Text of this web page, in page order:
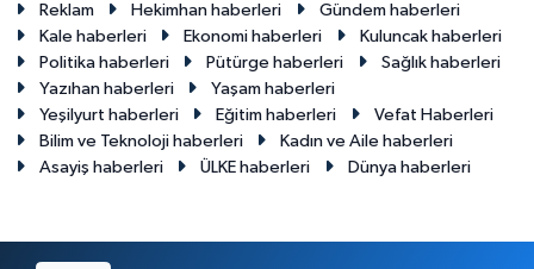
Reklam
Hekimhan haberleri
Gündem haberleri
Kale haberleri
Ekonomi haberleri
Kuluncak haberleri
Politika haberleri
Pütürge haberleri
Sağlık haberleri
Yazıhan haberleri
Yaşam haberleri
Yeşilyurt haberleri
Eğitim haberleri
Vefat Haberleri
Bilim ve Teknoloji haberleri
Kadın ve Aile haberleri
Asayiş haberleri
ÜLKE haberleri Dünya haberleri